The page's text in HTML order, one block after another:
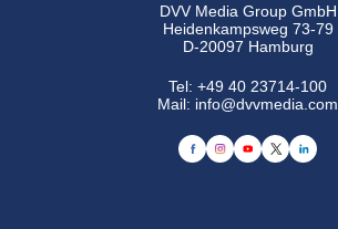
DVV Media Group GmbH
Heidenkampsweg 73-79
D-20097 Hamburg
Tel:+49 40 23714-100
Mail: info@dvvmedia.com